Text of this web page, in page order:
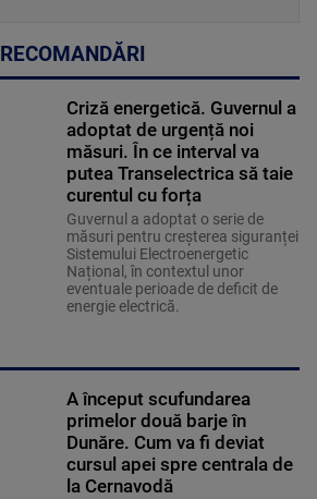
RECOMANDĂRI
Criză energetică. Guvernul a
adoptat de urgență noi
măsuri. În ce interval va
putea Transelectrica să taie
curentul cu forța
Guvernul a adoptat o serie de
măsuri pentru creșterea siguranței
Sistemului Electroenergetic
Național, în contextul unor
eventuale perioade de deficit de
energie electrică.
A început scufundarea
primelor două barje în
Dunăre. Cum va fi deviat
cursul apei spre centrala de
la Cernavodă